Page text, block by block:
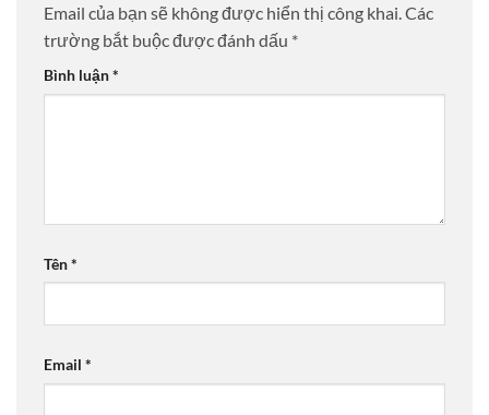
Email của bạn sẽ không được hiển thị công khai.Các
trường bắt buộc được đánh dấu *
Bình luận*
Tên*
Email *